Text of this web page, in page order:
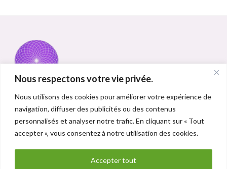
Nous respectons votre vie privée.
Nous utilisons des cookies pour améliorer votre expérience de
navigation, diffuser des publicités ou des contenus
personnalisés et analyser notre trafic. En cliquant sur « Tout
accepter », vous consentez à notre utilisation des cookies.
Accepter tout
法律事务